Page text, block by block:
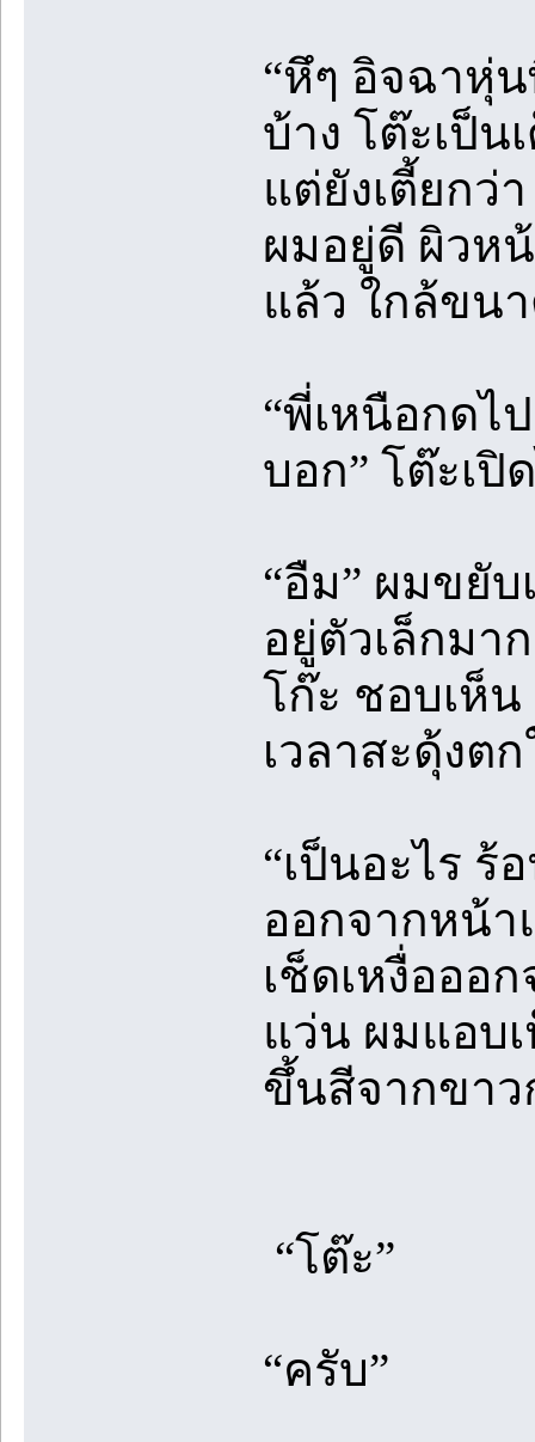
“หึๆ อิจฉาหุ่
บ้าง โต๊ะเป็น
แต่ยังเตี้ยกว่า
ผมอยู่ดี ผิวห
แล้ว ใกล้ขน
“พี่เหนือกดไ
บอก” โต๊ะเ
“อืม” ผมขยั
อยู่ตัวเล็กมา
โก๊ะ ชอบเห็น
เวลาสะดุ้งตก
“เป็นอะไร ร้
ออกจากหน้า
เช็ดเหงื่อออ
แว่น ผมแอบ
ขึ้นสีจากขาว
“โต๊ะ”
“ครับ”